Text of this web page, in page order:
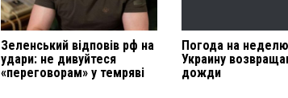
Зеленський відповів рф на
удари: не дивуйтеся
«переговорам» у темряві
Погода на
Украину
дожди